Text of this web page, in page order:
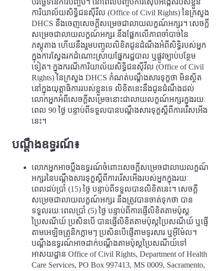
ការិយាល័យសិទ្ធិជនស៊ីវីល (Office of Civil Rights) នៃក្រសួង
DHCS នឹងចេញសេចក្តីសម្រេចជាលាយលក្ខណ៍អក្សរ។ សេចក្តី
សម្រេចជាលាយលក្ខណ៍អក្សរ នឹងផ្អែកលើភាពចាំបាច់នៃ
ភស្តុតាង ហើយនឹងរួមបញ្ចូលលិខិតជូនដំណឹងអំពីសិទ្ធិរបស់អ្នក
ក្នុងការស្វែងរកដំណោះស្រាយផ្នែករដ្ឋបាល ឬផ្លូវច្បាប់បន្ថែម
ទៀត។ ក្នុងករណីការិយាល័យសិទ្ធិជនស៊ីវីល (Office of Civil
Rights) នៃក្រសួង DHCS កំណត់បណ្តឹងសារទុក្ខថា មិនស្ថិត
នៅក្នុងយុត្តាធិការរបស់ខ្លួនទេ លិខិតនេះនឹងជូនដំណឹងដល់
លោកអ្នកអំពីសេចក្តីសម្រេចនោះជាលាយលក្ខណ៍អក្សរក្នុងរយៈ
ពេល 90 ថ្ងៃ បន្ទាប់ពីទទួលបានបណ្តឹងសារទុក្ខស្តីពីការរើសអើង
នេះ។
បណ្តឹងឧទ្ធរណ៍៖
លោកអ្នកអាចប្តឹងឧទ្ធរណ៍ចំពោះសេចក្តីសម្រេចជាលាយលក្ខណ៍
អក្សរនៃបណ្តឹងសារទុក្ខស្តីពីការរើសអើងរបស់អ្នកក្នុងរយៈ
ពេលដប់ប្រាំ (15) ថ្ងៃ បន្ទាប់ពីទទួលបានលិខិតនេះ។ សេចក្តី
សម្រេចជាលាយលក្ខណ៍អក្សរ នឹងត្រូវបានចាត់ទុកថា បាន
ទទួលរយៈពេលប្រាំ (5) ថ្ងៃ បន្ទាប់ពីការផ្ញើលិខិតតាមប៉ុស្ត
ប្រៃសណីយ៍ ប្រសិនបើ បានផ្ញើលិខិតតាមប៉ុស្តប្រៃសណីយ៍ ឬផ្ញើ
តាមអេឡិចត្រូនិកភ្លាមៗ ប្រសិនបើផ្ញើតាមទូរសារ ឬអ៊ីម៉ែល។
បណ្តឹងឧទ្ធរណ៍អាចដាក់បណ្តឹងតាមប៉ុស្តប្រៃសណីយ៍ទៅ
អាសយដ្ឋាន Office of Civil Rights, Department of Health
Care Services, PO Box 997413, MS 0009, Sacramento,